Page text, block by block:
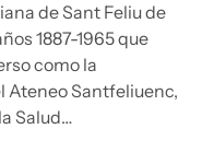
de Sant Feliu de
1887-1965 que
como la
Ateneo Santfeliuenc,
Salud…